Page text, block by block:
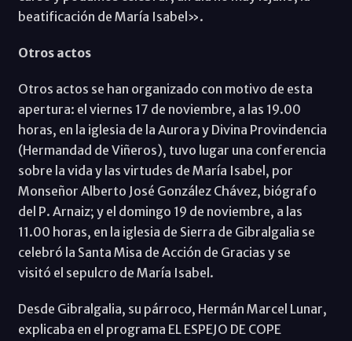
beatificación de María Isabel».
Otros actos
Otros actos se han organizado con motivo de esta
apertura: el viernes 17 de noviembre, a las 19.00
horas, en la iglesia de la Aurora y Divina Provindencia
(Hermandad de Viñeros), tuvo lugar una conferencia
sobre la vida y las virtudes de María Isabel, por
Monseñor Alberto José González Chávez, biógrafo
del P. Arnaiz; y el domingo 19 de noviembre, a las
11.00 horas, en la iglesia de Sierra de Gibralgalia se
celebró la Santa Misa de Acción de Gracias y se
visitó el sepulcro de María Isabel.
Desde Gibralgalia, su párroco, Hermán Marcel Lunar,
explicaba en el programa EL ESPEJO DE COPE